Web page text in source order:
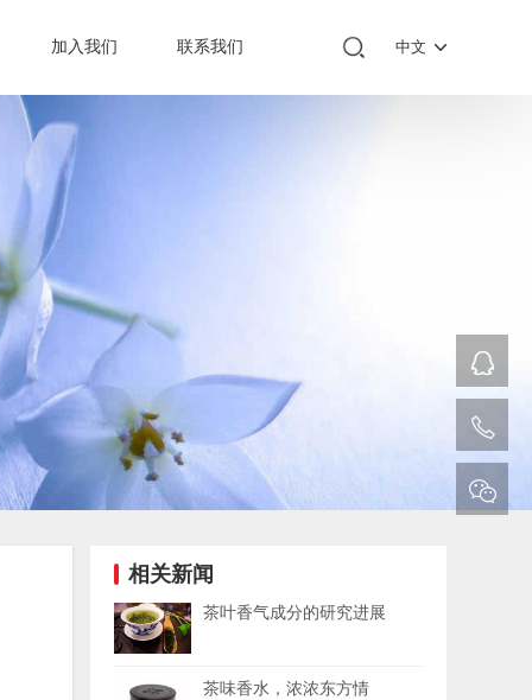
加入我们 联系我们
相关新闻
茶叶香气成分的研究进展
茶味香水，浓浓东方情